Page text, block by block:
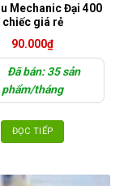
Mechanic Đại 400
chiếc giá rẻ
90.000₫
Đã bán: 35 sản
phẩm/tháng
ĐỌC TIẾP